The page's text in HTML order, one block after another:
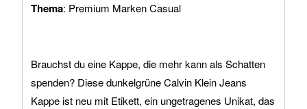
Thema: Premium Marken Casual
Brauchst du eine Kappe, die mehr kann als Schatten
spenden? Diese dunkelgrüne Calvin Klein Jeans
Kappe ist neu mit Etikett, ein ungetragenes Unikat, das